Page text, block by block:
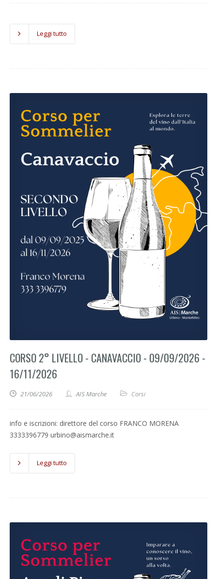
Leggi tutto
CORSO 2° LIVELLO - CANAVACCIO - 09/09/2026 -
16/11/2026
21/06/2026 AIS Marche Corsi
info e iscrizioni: direttore del corso FRANCO MORENA
3333396779 urbino@aismarche.it
Leggi tutto